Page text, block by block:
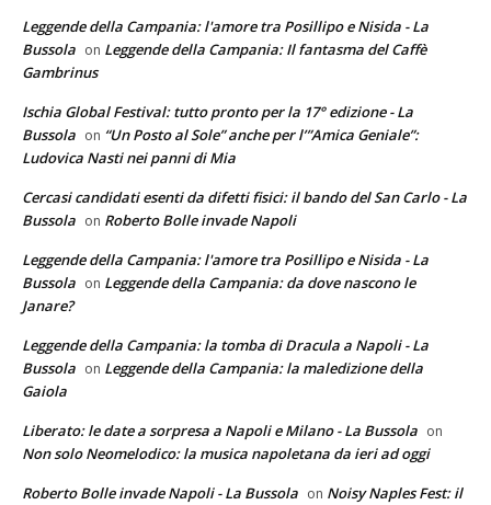
Leggende della Campania: l'amore tra Posillipo e Nisida - La
Bussola on Leggende della Campania: Il fantasma del Caffè
Gambrinus
Ischia Global Festival: tutto pronto per la 17° edizione - La
Bussola on “Un Posto al Sole” anche per l’”Amica Geniale”:
Ludovica Nasti nei panni di Mia
Cercasi candidati esenti da difetti fisici: il bando del San Carlo - La
Bussola on Roberto Bolle invade Napoli
Leggende della Campania: l'amore tra Posillipo e Nisida - La
Bussola on Leggende della Campania: da dove nascono le
Janare?
Leggende della Campania: la tomba di Dracula a Napoli - La
Bussola on Leggende della Campania: la maledizione della
Gaiola
Liberato: le date a sorpresa a Napoli e Milano - La Bussola on
Non solo Neomelodico: la musica napoletana da ieri ad oggi
Roberto Bolle invade Napoli - La Bussola on Noisy Naples Fest: il